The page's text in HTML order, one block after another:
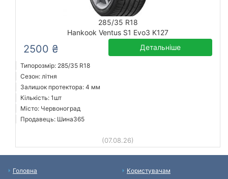
285/35 R18
Hankook Ventus S1 Evo3 K127
2500 ₴ Детальніше
Типорозмір: 285/35 R18
Сезон: літня
Залишок протектора: 4 мм
Кількість: 1шт
Місто: Червоноград
Продавець: Шина365
(07.08.26)
Головна
Користувачам